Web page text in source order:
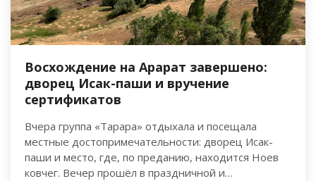
Восхождение на Арарат завершено:
дворец Исак-паши и вручение
сертификатов
Вчера группа «Тарара» отдыхала и посещала
местные достопримечательности: дворец Исак-
паши и место, где, по преданию, находится Ноев
ковчег. Вечер прошёл в праздничной и